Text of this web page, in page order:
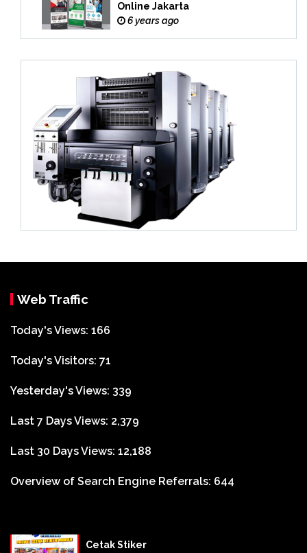
Online Jakarta
6 years ago
Web Traffic
Today's Views: 166
Today's Visitors: 71
Yesterday's Views: 339
Last 7 Days Views: 2,379
Last 30 Days Views: 12,188
Overview of Search Engine Referrals: 644
Cetak Stiker